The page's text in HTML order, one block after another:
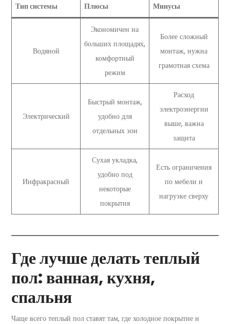
Тип системы Плюсы Минусы
Водяной
Экономичен на
больших площадях,
комфортный
режим
Более сложный
монтаж, нужна
грамотная схема
Электрический
Быстрый монтаж,
удобно для
отдельных зон
Расход
электроэнергии
выше, важна
защита
Инфракрасный
Сухая укладка,
удобно под
некоторые
покрытия
Есть ограничения
по мебели и
нагрузке сверху
Где лучше делать теплый
пол: ванная, кухня,
спальня
Чаще всего теплый пол ставят там, где холодное покрытие и